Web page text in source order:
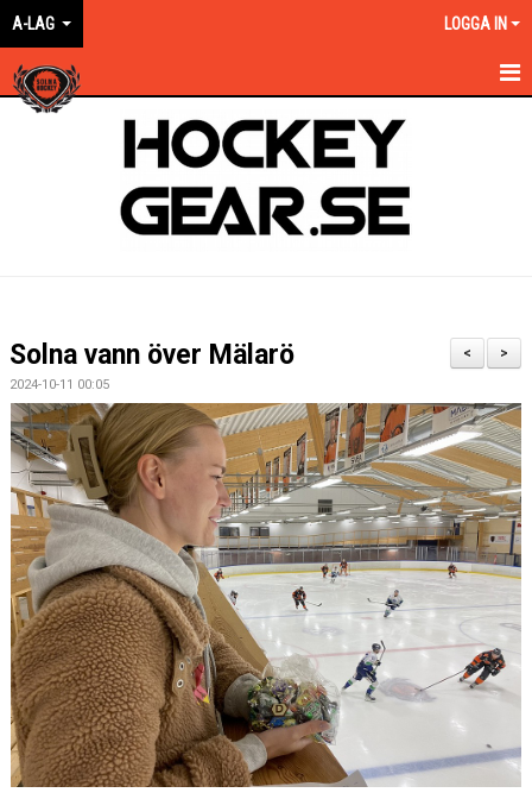
A-LAG LOGGA IN
BILDGALLERI
DOKUMENT
KONTAKT
>
<
Solna vann över Mälarö
2024-10-11 00:05